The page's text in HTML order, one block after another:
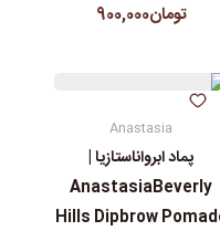
تومان900,000
Anastasia
پماد ابرواناستازیا |
AnastasiaBeverly
Hills Dipbrow